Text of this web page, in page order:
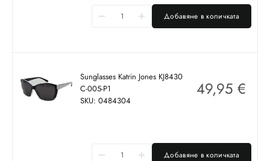
Добавяне в количката
Sunglasses Katrin Jones KJ8430
C-005-P1
SKU: 0484304
49,95 €
Добавяне в количката